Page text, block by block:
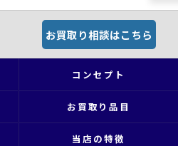
お買取り相談はこちら
コンセプト
お買取り品目
当店の特徴